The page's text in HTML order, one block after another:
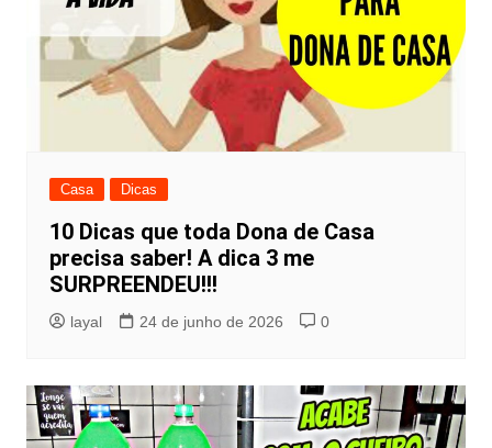
Casa Dicas
10 Dicas que toda Dona de Casa
precisa saber! A dica 3 me
SURPREENDEU!!!
layal 24 de junho de 2026 0